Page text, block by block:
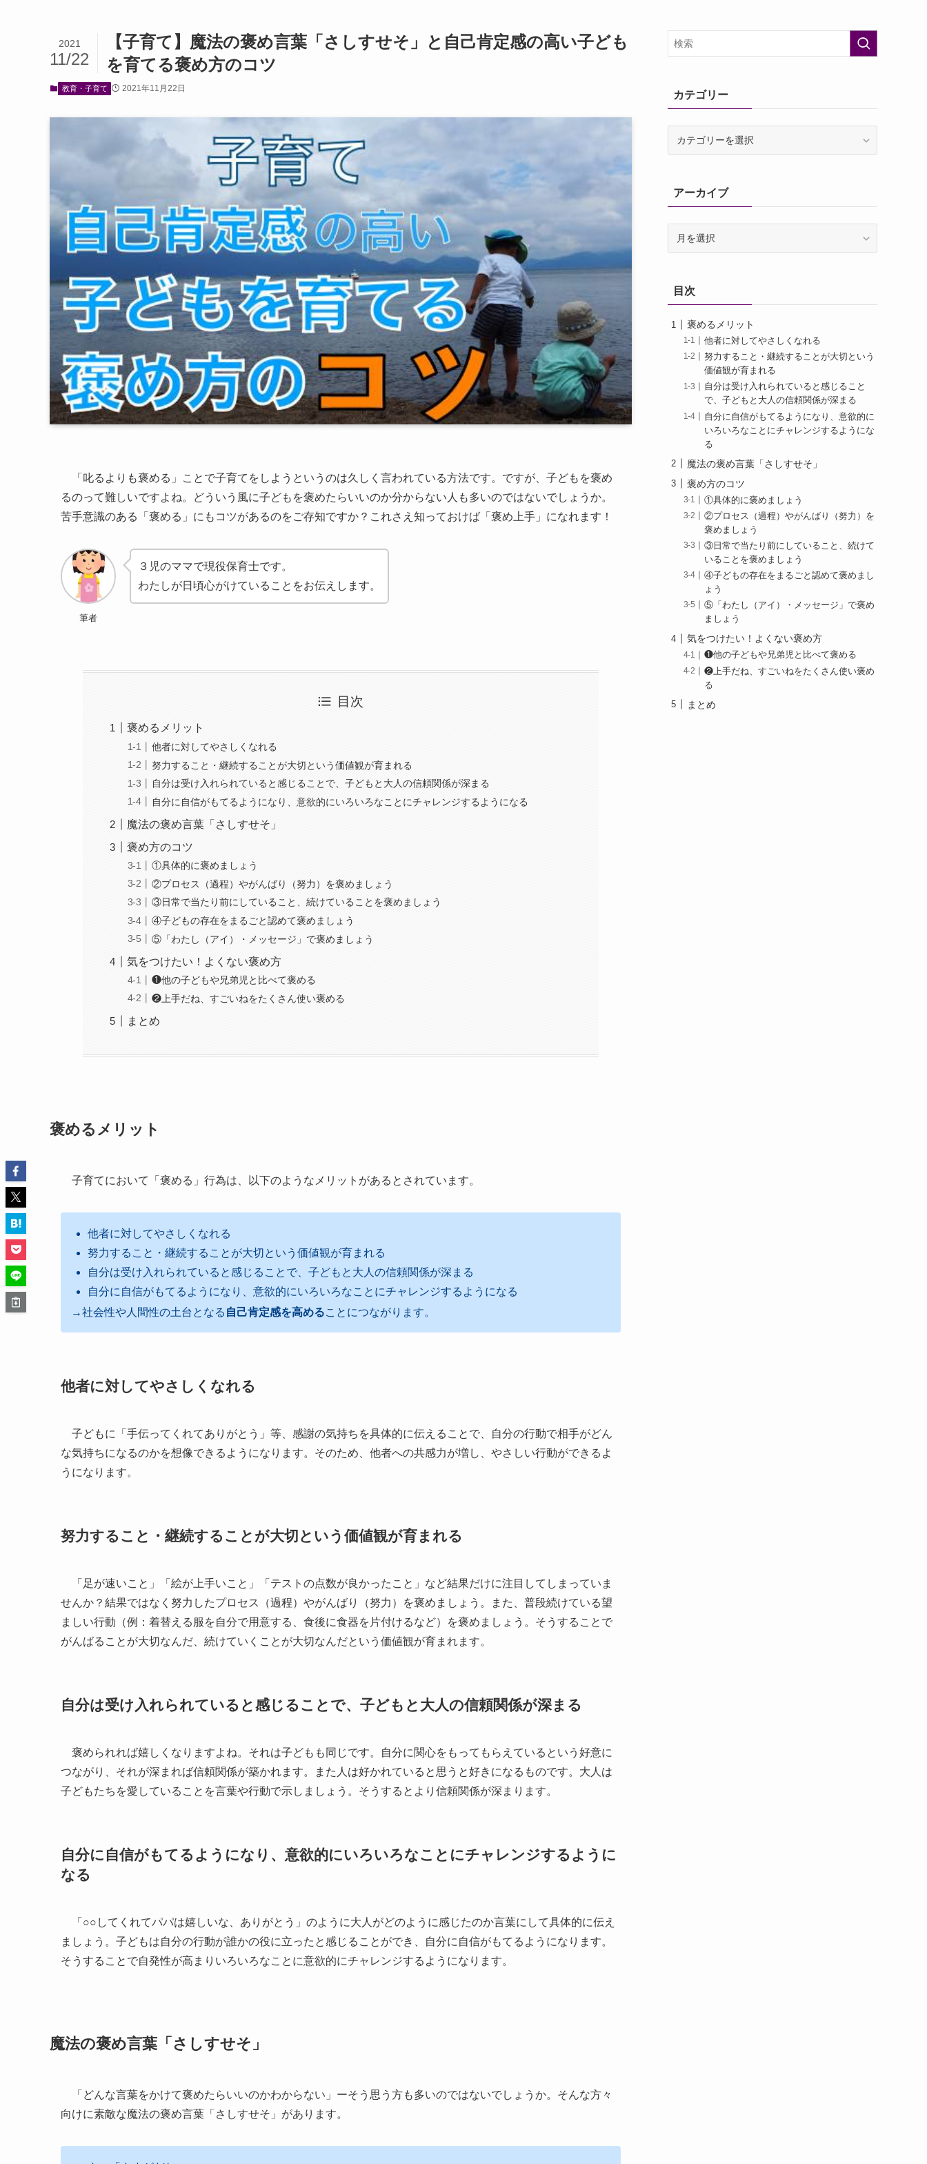
【子育て】魔法の褒め言葉「さしすせそ」と自己肯定感の高い子ども
を育てる褒め方のコツ
2021
11/22
教育・子育て 2021年11月22日
「叱るよりも褒める」ことで子育てをしようというのは久しく言われている方法です。ですが、子どもを褒め
るのって難しいですよね。どういう風に子どもを褒めたらいいのか分からない人も多いのではないでしょうか。
苦手意識のある「褒める」にもコツがあるのをご存知ですか？これさえ知っておけば「褒め上手」になれます！
筆者
３児のママで現役保育士です。
わたしが日頃心がけていることをお伝えします。
目次
褒めるメリット
他者に対してやさしくなれる
努力すること・継続することが大切という価値観が育まれる
自分は受け入れられていると感じることで、子どもと大人の信頼関係が深まる
自分に自信がもてるようになり、意欲的にいろいろなことにチャレンジするようになる
魔法の褒め言葉「さしすせそ」
褒め方のコツ
①具体的に褒めましょう
②プロセス（過程）やがんばり（努力）を褒めましょう
③日常で当たり前にしていること、続けていることを褒めましょう
④子どもの存在をまるごと認めて褒めましょう
⑤「わたし（アイ）・メッセージ」で褒めましょう
気をつけたい！よくない褒め方
❶他の子どもや兄弟児と比べて褒める
❷上手だね、すごいねをたくさん使い褒める
まとめ
褒めるメリット
子育てにおいて「褒める」行為は、以下のようなメリットがあるとされています。
他者に対してやさしくなれる
努力すること・継続することが大切という価値観が育まれる
自分は受け入れられていると感じることで、子どもと大人の信頼関係が深まる
自分に自信がもてるようになり、意欲的にいろいろなことにチャレンジするようになる
→社会性や人間性の土台となる 自己肯定感を高めることにつながります。
他者に対してやさしくなれる
子どもに「手伝ってくれてありがとう」等、感謝の気持ちを具体的に伝えることで、自分の行動で相手がどん
な気持ちになるのかを想像できるようになります。そのため、他者への共感力が増し、やさしい行動ができるよ
うになります。
努力すること・継続することが大切という価値観が育まれる
「足が速いこと」「絵が上手いこと」「テストの点数が良かったこと」など結果だけに注目してしまっていま
せんか？結果ではなく努力したプロセス（過程）やがんばり（努力）を褒めましょう。また、普段続けている望
ましい行動（例：着替える服を自分で用意する、食後に食器を片付けるなど）を褒めましょう。そうすることで
がんばることが大切なんだ、続けていくことが大切なんだという価値観が育まれます。
自分は受け入れられていると感じることで、子どもと大人の信頼関係が深まる
褒められれば嬉しくなりますよね。それは子どもも同じです。自分に関心をもってもらえているという好意に
つながり、それが深まれば信頼関係が築かれます。また人は好かれていると思うと好きになるものです。大人は
子どもたちを愛していることを言葉や行動で示しましょう。そうするとより信頼関係が深まります。
自分に自信がもてるようになり、意欲的にいろいろなことにチャレンジするように
なる
「○○してくれてパパは嬉しいな、ありがとう」のように大人がどのように感じたのか言葉にして具体的に伝え
ましょう。子どもは自分の行動が誰かの役に立ったと感じることができ、自分に自信がもてるようになります。
そうすることで自発性が高まりいろいろなことに意欲的にチャレンジするようになります。
魔法の褒め言葉「さしすせそ」
「どんな言葉をかけて褒めたらいいのかわからない」ーそう思う方も多いのではないでしょうか。そんな方々
向けに素敵な魔法の褒め言葉「さしすせそ」があります。
カテゴリー
ーアーカイブ
ブ目次
褒めるメリット
他者に対してやさしくなれる
努力すること・継続することが大切という
価値観が育まれる
自分は受け入れられていると感じること
で、子どもと大人の信頼関係が深まる
自分に自信がもてるようになり、意欲的に
いろいろなことにチャレンジするようにな
る
魔法の褒め言葉「さしすせそ」
褒め方のコツ
①具体的に褒めましょう
②プロセス（過程）やがんばり（努力）を
褒めましょう
③日常で当たり前にしていること、続けて
いることを褒めましょう
④子どもの存在をまるごと認めて褒めまし
ょう
⑤「わたし（アイ）・メッセージ」で褒め
ましょう
気をつけたい！よくない褒め方
❶他の子どもや兄弟児と比べて褒める
❷上手だね、すごいねをたくさん使い褒め
る
まとめ